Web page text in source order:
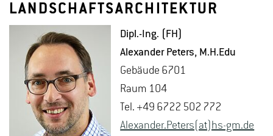
LANDSCHAFTSARCHITEKTUR
Dipl.-Ing. (FH)
Alex­an­der Pe­ters, M.​H.​Edu
Ge­bäu­de 6701
Raum 104
Tel. +49 6722 502 772
Alex­an­der.Pe­ters(at)hs-​gm.​de